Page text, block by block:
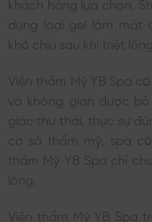
khách hàng lựa chọn.
dụng loại gel làm mát
khó chịu sau khi triệt
Viện thẩm Mỹ YB Spa
và không gian được
giác thư thái, thực sự
cơ sở thẩm mỹ, spa
thẩm Mỹ YB Spa chỉ
lông.
Viện thẩm Mỹ YB Spa